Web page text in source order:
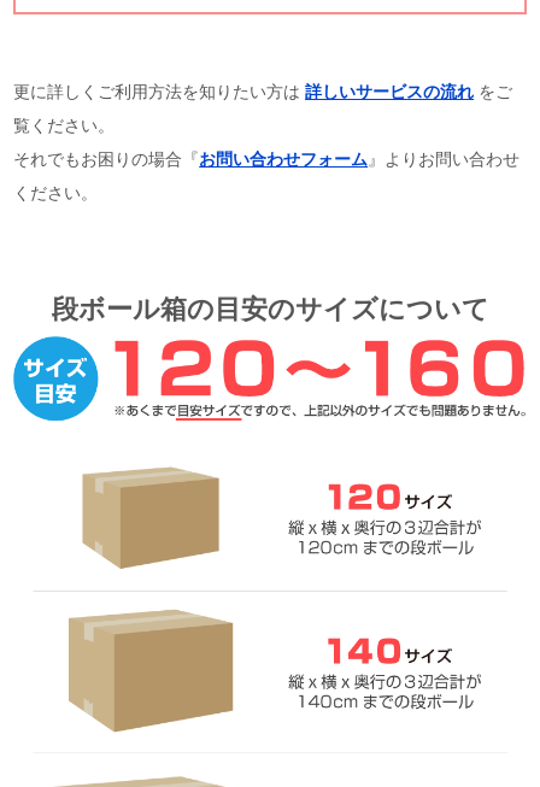
更に詳しくご利用方法を知りたい方は詳しいサービスの流れ をご
覧ください。
それでもお困りの場合『お問い合わせフォーム 』よりお問い合わせ
ください。
段ボール箱の目安のサイズについて